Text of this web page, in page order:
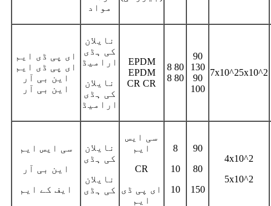
مواد
ای پی ڈی ایم
ای پی ڈی ایم
این بی آر
این بی آر
نایلان
کی ہڈی
ارامیڈ
نایلان
کی ہڈی
ارامیڈ
EPDM
EPDM
CR CR
8 80
8 80
90
130
90
100
7x10^25x10^2
سی ایس ایم
این بی آر
ایف کے ایم
نایلان
کی ہڈی
نایلان
کی ہڈی
سی ایس
ایم
CR
ای پی ڈی
ایم
8
10
10
90
80
150
4x10^2
5x10^2